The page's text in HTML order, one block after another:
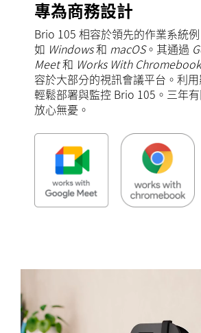
專為商務設計
Brio 105 相容於領先的作業系統例
如 Windows和 macOS。其通過
Meet和 Works With
容於大部分的視訊會議平台。利
輕鬆部署與監控 Brio 105。三年
放心無憂。